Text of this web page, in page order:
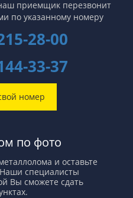
приемщик перезвонит
по указанному номеру
28-00
33-37
номер
по фото
и оставьте
специалисты
Вы сможете сдать